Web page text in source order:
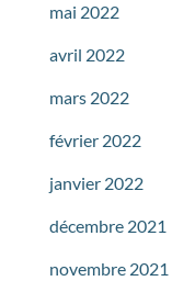
mai 2022
avril 2022
mars 2022
février 2022
janvier 2022
décembre 2021
novembre 2021